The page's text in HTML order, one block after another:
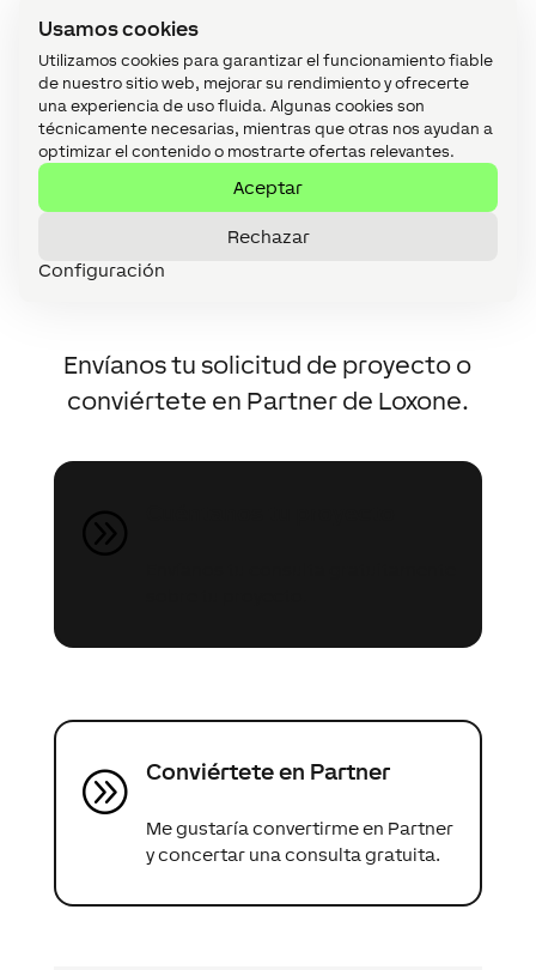
Usamos cookies
Utilizamos cookies para garantizar el funcionamiento fiable
de nuestro sitio web, mejorar su rendimiento y ofrecerte
una experiencia de uso fluida. Algunas cookies son
técnicamente necesarias, mientras que otras nos ayudan a
optimizar el contenido o mostrarte ofertas relevantes.
Aceptar
Rechazar
Configuración
Contacta con
Envíanos tu solicitud de proyecto o
conviértete en Partner de Loxone.
A Conviértete en Partner
Me gustaría convertirme en Partner
y concertar una consulta gratuita.